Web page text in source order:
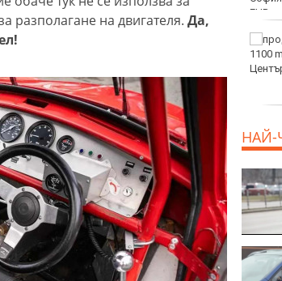
разполагане на двигателя. Да,
НАЙ-